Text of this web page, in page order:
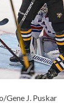
Gene J. Puskar